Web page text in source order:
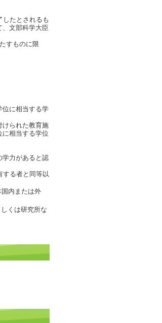
したとされるも
、文部科学大臣
すものに限
位に相当する学
けられた教育施
に相当する学位
学力があると認
する者と同等以
内または外
くは研究所な